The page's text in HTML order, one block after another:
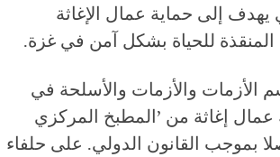
يهدف إلى حماية عمال الإغاثة
المنقذة للحياة بشكل آمن في غزة.
الأزمات والأزمات والأسلحة في
إغاثة من ’المطبخ المركزي
بموجب القانون الدولي. على حلفاء